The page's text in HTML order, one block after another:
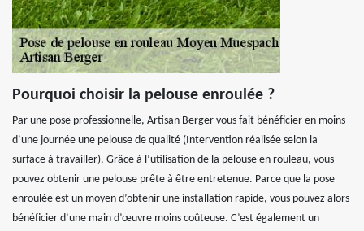
Pourquoi choisir la pelouse enroulée ?
Par une pose professionnelle, Artisan Berger vous fait bénéficier en moins
d’une journée une pelouse de qualité (Intervention réalisée selon la
surface à travailler). Grâce à l’utilisation de la pelouse en rouleau, vous
pouvez obtenir une pelouse prête à être entretenue. Parce que la pose
enroulée est un moyen d’obtenir une installation rapide, vous pouvez alors
bénéficier d’une main d’œuvre moins coûteuse. C’est également un